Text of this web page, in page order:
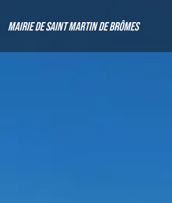
Mairie de Saint Martin de Brômes